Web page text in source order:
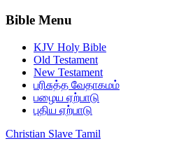
Bible Menu
KJV Holy Bible
Old Testament
New Testament
பரிசுத்த வேதாகமம்
பழைய ஏற்பாடு
புதிய ஏற்பாடு
Christian Slave Tamil